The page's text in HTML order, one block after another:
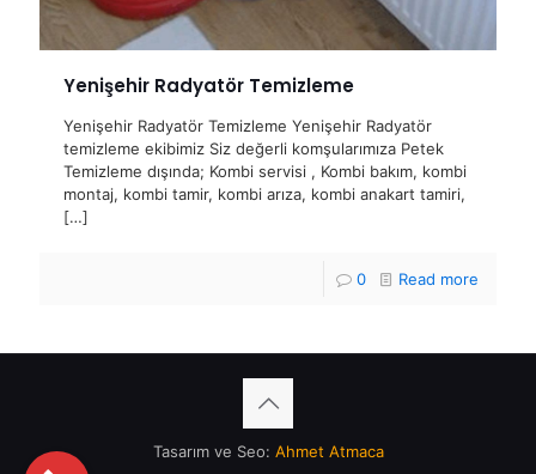
Yenişehir Radyatör Temizleme
Yenişehir Radyatör Temizleme Yenişehir Radyatör
temizleme ekibimiz Siz değerli komşularımıza Petek
Temizleme dışında; Kombi servisi , Kombi bakım, kombi
montaj, kombi tamir, kombi arıza, kombi anakart tamiri,
[…]
0 Read more
Tasarım ve Seo: Ahmet Atmaca